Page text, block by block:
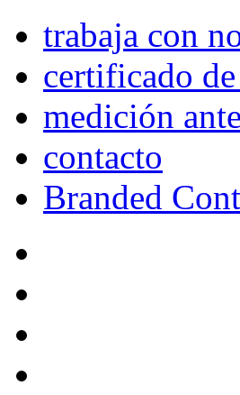
trabaja con
certificado
medición
contacto
Branded